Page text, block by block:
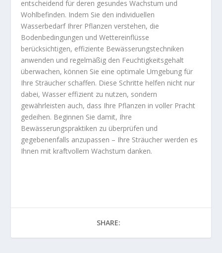
entscheidend für deren gesundes Wachstum und
Wohlbefinden. Indem Sie den individuellen
Wasserbedarf Ihrer Pflanzen verstehen, die
Bodenbedingungen und Wettereinflüsse
berücksichtigen, effiziente Bewässerungstechniken
anwenden und regelmäßig den Feuchtigkeitsgehalt
überwachen, können Sie eine optimale Umgebung für
Ihre Sträucher schaffen. Diese Schritte helfen nicht nur
dabei, Wasser effizient zu nutzen, sondern
gewährleisten auch, dass Ihre Pflanzen in voller Pracht
gedeihen. Beginnen Sie damit, Ihre
Bewässerungspraktiken zu überprüfen und
gegebenenfalls anzupassen – Ihre Sträucher werden es
Ihnen mit kraftvollem Wachstum danken.
SHARE: